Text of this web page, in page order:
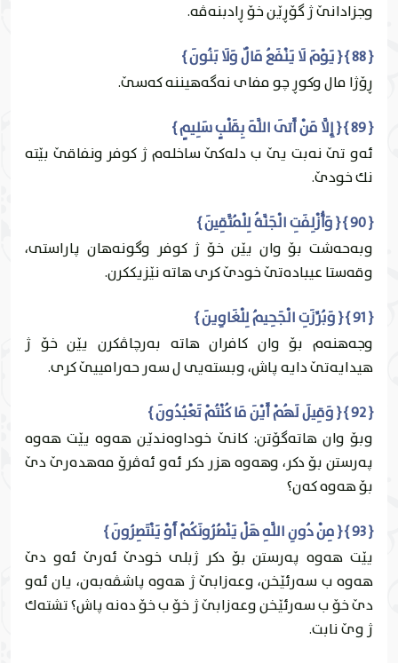
وجزادانێ ژ گۆڕێن خۆ ڕادبنه‌ڤه‌.
{ 88 } { يَوْمَ لَا يَنْفَعُ مَالٌ وَلَا بَنُونَ }
ڕۆژا مال وكوڕ چو مفاى نه‌گه‌هيننه‌ كه‌سێ.
{ 89 } { إِلَّا مَنْ أَتَى اللَّهَ بِقَلْبٍ سَلِيمٍ }
ئه‌و تێ نه‌بت يێ ب دله‌كێ ساخله‌م ژ كوفر ونفاقێ بێته‌
نك خودێ.
{ 90 } { وَأُزْلِفَتِ الْجَنَّةُ لِلْمُتَّقِينَ }
وبه‌حه‌شت بۆ وان يێن خۆ ژ كوفر وگونه‌هان پاراستى،
وقه‌ستا عيباده‌تێ خودێ كرى هاته‌ نێزيككرن.
{ 91 } { وَبُرِّزَتِ الْجَحِيمُ لِلْغَاوِينَ }
وجه‌هنه‌م بۆ وان كافران هاته‌ به‌رچاڤكرن یێن خۆ ژ
هيدايه‌تێ دايه‌ پاش، وبسته‌يى ل سه‌ر حه‌رامییێ كرى.
{ 92 } { وَقِيلَ لَهُمْ أَيْنَ مَا كُنْتُمْ تَعْبُدُونَ }
وبۆ وان هاته‌گۆتن: كانێ خوداوه‌ندێن هه‌وه‌ يێت هه‌وه‌
په‌رستن بۆ دكر، وهه‌وه‌ هزر دكر ئه‌و ئه‌ڤرۆ مه‌هده‌رێ دێ
بۆ هه‌وه‌ كه‌ن؟
{ 93 } { مِنْ دُونِ اللَّهِ هَلْ يَنْصُرُونَكُمْ أَوْ يَنْتَصِرُونَ }
يێت هه‌وه‌ په‌رستن بۆ دكر ژبلی خودێ ئه‌رێ ئه‌و دێ
هه‌وه‌ ب سه‌رئێخن، وعه‌زابێ ژ هه‌وه‌ پاشڤه‌به‌ن، يان ئه‌و
دێ خۆ ب سه‌رئێخن وعه‌زابێ ژ خۆ ب خۆ ده‌نه‌ پاش؟ تشته‌ك
ژ وێ نابت.